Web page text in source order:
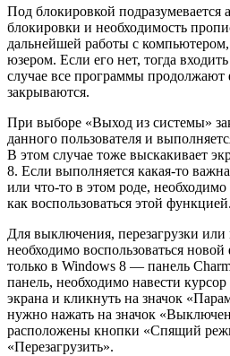
Под блокировкой подразумевается
блокировки и необходимость
дальнейшей работы с компьютером,
юзером. Если его нет, тогда
случае все программы
закрываются.
При выборе «Выход из системы»
данного пользователя и
В этом случае тоже выскакивает
8. Если выполняется какая-то
или что-то в этом роде, необходимо
как воспользоваться этой функцией.
Для выключения, перезагрузки
необходимо воспользоваться
только в Windows 8 — панель
панель, необходимо навести
экрана и кликнуть на значок
нужно нажать на значок
расположены кнопки «Спящий
«Перезагрузить».